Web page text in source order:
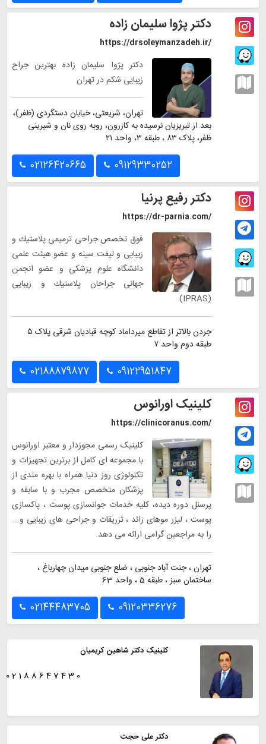
دکتر پژوا سلیمان زاده
https://drsoleymanzadeh.ir/
دکتر پژوا سلیمان زاده بهترین جراح
زیبایی شکم در تهران
تهران، شریعتی، خیابان دستگردی (ظفر)،
بعد از تبریزیان نرسیده به کازرون، روبه روی نان و شیرینی
ظفر، پلاک ۸۳ ، طبقه ۳، واحد ۲۱
02126420665 09129330252
دکتر رفیع پرنیا
https://dr-parnia.com/
فوق تخصص جراحى ترميمى پلاستيك و
زيبايى و لیفت سینه و عضو هيئت علمى
دانشگاه علوم پزشكى و عضو انجمن
جهانى جراحان پلاستيك و زيبايى
(IPRAS)
جردن بالاتر از تقاطع میرداماد کوچه قبادیان شرقی پلاک ۵
طبقه دوم واحد ۷
02188879877 09122951847
کلینیک اورانوس
https://clinicoranus.com/
کلینیک رسمی مجوزدار و معتبر اورانوس
با مجموعه ای کامل از برترین تجهیزات و
تکنولوژی روز دنیا همراه با بهره مندی از
پزشکان متخصص مجرب و با سابقه و
پرسنل دوره دیده، کلیه خدمات جوانسازی پوست ، پاکسازی
پوست ، لیزر موهای زائد ، تزریقات و جراحی های زیبایی و….
را به مراجعین گرامی ارائه می دهد.
تهران ، جنت آباد جنوبی ، ضلع جنوبی میدان چهارباغ ،
ساختمان سبز ، طبقه 5 ، واحد 63
02144483705 09120336276
کلینیک دکتر شاهین کریمیان
02188647430
دکتر علی حجت